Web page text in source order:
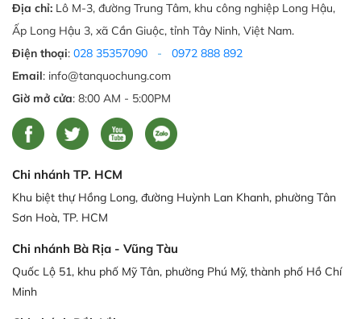
Địa chỉ: Lô M-3, đường Trung Tâm, khu công nghiệp Long Hậu,
Ấp Long Hậu 3, xã Cần Giuộc, tỉnh Tây Ninh, Việt Nam.
Điện thoại: 028 35357090 -
0972 888 892
Email: info@tanquochung.com
Giờ mở cửa: 8:00 AM - 5:00PM
Chi nhánh TP. HCM
Khu biệt thự Hồng Long, đường Huỳnh Lan Khanh, phường Tân
Sơn Hoà, TP. HCM
Chi nhánh Bà Rịa - Vũng Tàu
Quốc Lộ 51, khu phố Mỹ Tân, phường Phú Mỹ, thành phố Hồ Chí
Minh